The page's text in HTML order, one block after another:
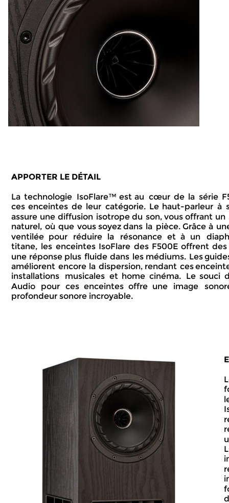
APPORTER LE DÉTAIL
La technologie IsoFlare™ est au cœur de la série
ces enceintes de leur catégorie. Le haut-parleur à
assure une diffusion isotrope du son, vous offrant un
naturel, où que vous soyez dans la pièce. Grâce à
ventilée pour réduire la résonance et à un
titane, les enceintes IsoFlare des F500E offrent
une réponse plus fluide dans les médiums. Les
améliorent encore la dispersion, rendant ces
installations
musicales et home cinéma. Le souci
Audio pour ces enceintes offre une image
profondeur sonore incroyable.